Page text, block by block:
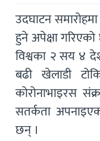
उदघाटन
हुने अपेक्षा
विश्वका २ सय ४
बढी खेलाडी
कोरोनाभाइरस
सतर्कता
छन् ।